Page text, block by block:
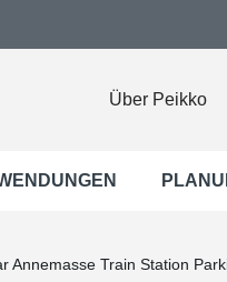
Über Peikko
Annemasse Train Station